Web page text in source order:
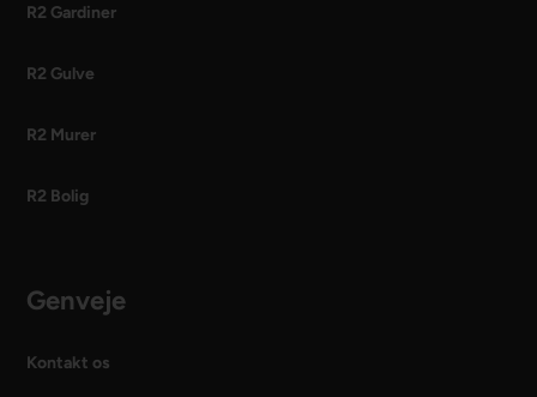
R2 Gardiner
R2 Gulve
R2 Murer
R2 Bolig
Genveje
Kontakt os